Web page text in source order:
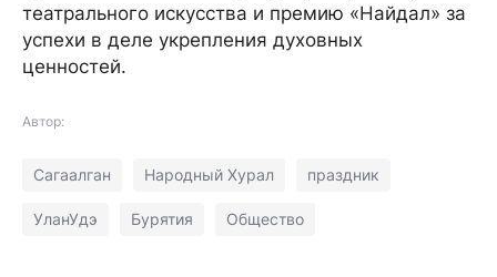
театрального искусства и премию «Найдал» за
успехи в деле укрепления духовных
ценностей.
Автор:
Сагаалган Народный Хурал праздник
УланУдэ Бурятия Общество